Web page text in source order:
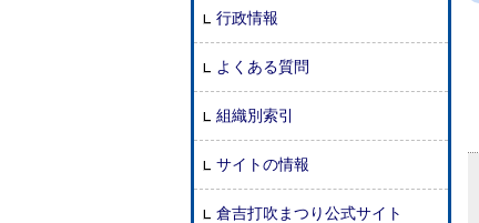
行政情報
よくある質問
組織別索引
サイトの情報
倉吉打吹まつり公式サイト